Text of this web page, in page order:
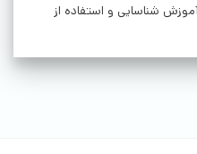
(1396) «کارگاه آموزش شناسایی و استفاده از